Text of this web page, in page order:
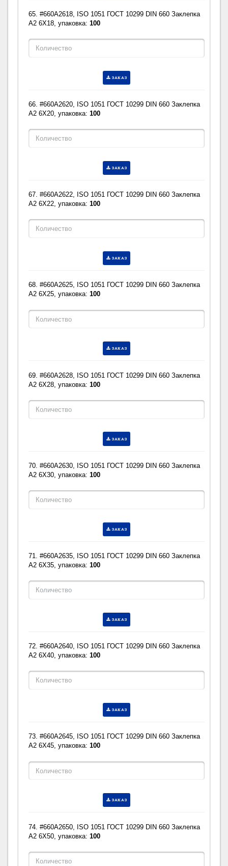
65. #660A2618, ISO 1051 ГОСТ 10299 DIN 660 Заклепка
A2 6X18, упаковка:100
ЗАКАЗ
66. #660A2620, ISO 1051 ГОСТ 10299 DIN 660 Заклепка
A2 6X20, упаковка:100
ЗАКАЗ
67. #660A2622, ISO 1051 ГОСТ 10299 DIN 660 Заклепка
A2 6X22, упаковка:100
ЗАКАЗ
68. #660A2625, ISO 1051 ГОСТ 10299 DIN 660 Заклепка
A2 6X25, упаковка:100
ЗАКАЗ
69. #660A2628, ISO 1051 ГОСТ 10299 DIN 660 Заклепка
A2 6X28, упаковка:100
ЗАКАЗ
70. #660A2630, ISO 1051 ГОСТ 10299 DIN 660 Заклепка
A2 6X30, упаковка:100
ЗАКАЗ
71. #660A2635, ISO 1051 ГОСТ 10299 DIN 660 Заклепка
A2 6X35, упаковка:100
ЗАКАЗ
72. #660A2640, ISO 1051 ГОСТ 10299 DIN 660 Заклепка
A2 6X40, упаковка:100
ЗАКАЗ
73. #660A2645, ISO 1051 ГОСТ 10299 DIN 660 Заклепка
A2 6X45, упаковка:100
ЗАКАЗ
74. #660A2650, ISO 1051 ГОСТ 10299 DIN 660 Заклепка
A2 6X50, упаковка:100